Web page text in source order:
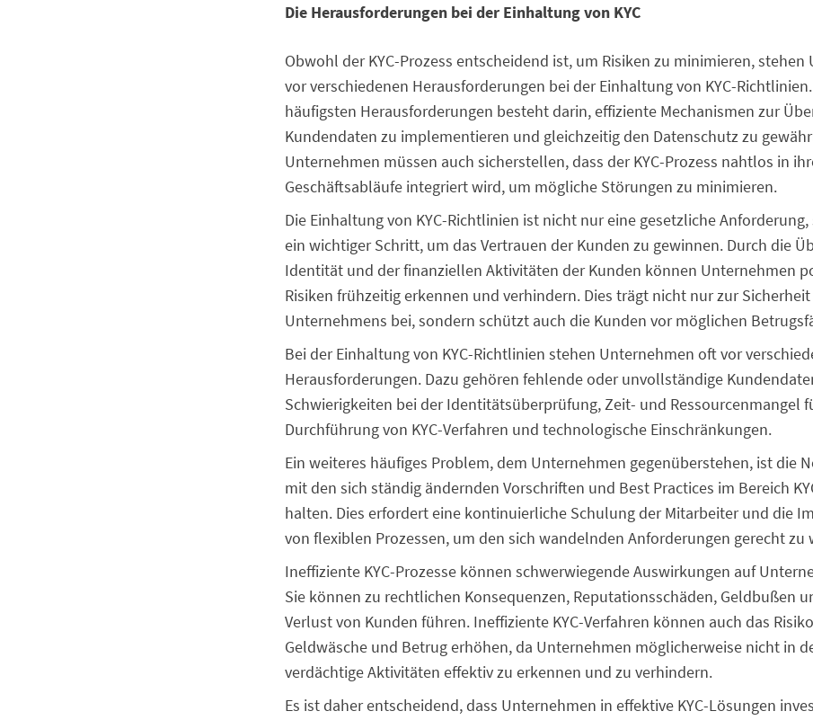
Die Herausforderungen bei der Einhaltung von KYC
Obwohl der KYC-Prozess entscheidend ist, um Risiken zu minimieren, stehen
vor verschiedenen Herausforderungen bei der Einhaltung von KYC-
häufigsten Herausforderungen besteht darin, effiziente Mechanismen zur
Kundendaten zu implementieren und gleichzeitig den Datenschutz zu
Unternehmen müssen auch sicherstellen, dass der KYC-Prozess nahtlos in
Geschäftsabläufe integriert wird, um mögliche Störungen zu minimieren.
Die Einhaltung von KYC-Richtlinien ist nicht nur eine gesetzliche
ein wichtiger Schritt, um das Vertrauen der Kunden zu gewinnen. Durch die
Identität und der finanziellen Aktivitäten der Kunden können Unternehmen
Risiken frühzeitig erkennen und verhindern. Dies trägt nicht nur zur Sicherheit
Unternehmens bei, sondern schützt auch die Kunden vor möglichen
Bei der Einhaltung von KYC-Richtlinien stehen Unternehmen oft vor
Herausforderungen. Dazu gehören fehlende oder unvollständige
Schwierigkeiten bei der Identitätsüberprüfung, Zeit- und Ressourcenmangel
Durchführung von KYC-Verfahren und technologische Einschränkungen.
Ein weiteres häufiges Problem, dem Unternehmen gegenüberstehen, ist die
mit den sich ständig ändernden Vorschriften und Best Practices im Bereich
halten. Dies erfordert eine kontinuierliche Schulung der Mitarbeiter und die
von flexiblen Prozessen, um den sich wandelnden Anforderungen gerecht zu
Ineffiziente KYC-Prozesse können schwerwiegende Auswirkungen auf
Sie können zu rechtlichen Konsequenzen, Reputationsschäden, Geldbußen
Verlust von Kunden führen. Ineffiziente KYC-Verfahren können auch das
Geldwäsche und Betrug erhöhen, da Unternehmen möglicherweise nicht in
verdächtige Aktivitäten effektiv zu erkennen und zu verhindern.
Es ist daher entscheidend, dass Unternehmen in effektive KYC-Lösungen